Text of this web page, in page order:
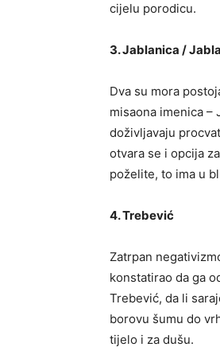
cijelu porodicu.
3. Jablanica /
Dva su mora
misaona imenica –
doživljavaju
otvara se i opcija
poželite, to ima u
4. Trebević
Zatrpan
konstatirao da ga
Trebević, da li
borovu šumu do
tijelo i za dušu.